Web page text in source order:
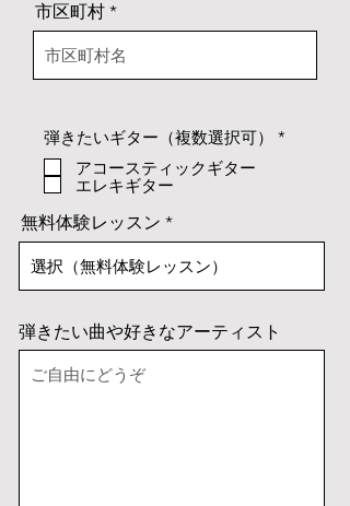
市区町村
弾きたいギター（複数選択可） *
アコースティックギター
エレキギター
無料体験レッスン
弾きたい曲や好きなアーティスト